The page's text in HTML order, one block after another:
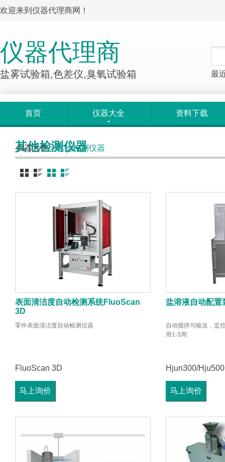
欢迎来到仪器代理商网！
仪器代理商
盐雾试验箱,色差仪,臭氧试验箱 最
首页 仪器大全 资料下载
仪器大全>其他检测仪器
其他检测仪器
表面清洁度自动检测系统FluoScan
3D
零件表面清洁度自动检测仪器
FluoScan 3D
马上询价
盐溶液自动配置
自动搅拌与输送，监
用1-3周
Hjun300/Hju500
马上询价